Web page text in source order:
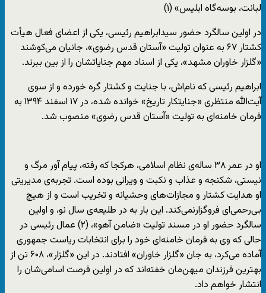
لبانت، بوسه‌گاه ابلیس» (۱)
در اولین سالگرد حضور سیدابراهیم رئیسی، یکی از اعضای فعال هیأت
کشتار ۶۷ به عنوان تولیت «آستان قدس رضوی»، جانیان می‌کوشند
«گلزار خاوران مشهد»، یکی از اسناد مهم جنایاتشان را از بین ببرند.
ابراهیم رئیسی که نام‌اش‌، با جنایت و کشتار گره خورده و از سوی
آیت‌الله منتظری «جنایتکار تاریخ» خوانده شده، در ۱۷ اسفند ۱۳۹۴ به
فرمان خامنه‌ای به تولیت «آستان قدس رضوی» منصوب شد.
او در عمر ۳۸ ساله‌ی نظام اسلامی، هرکجا که رفته، پیام آور مرگ و
نیستی، شکنجه و عذاب و نکبت و ویرانی بوده است. تجربه‌ی مدیریتی
او هدایت کشتار و مجازات‌های وحشیانه و تخریب است و از هیچ
بی‌رحمی‌ای فروگزارنمی‌کند. این بار به در طلیعه‌ی سال نو، و اولین
سالگرد حضور او در مسند تولیت «ضامن آهو»، (۲) عمال رئیسی در
حالی که وی به فرمان خامنه‌ای خود را برای انتخابات ریاست جمهوری
آماده می‌کرد، به جان «گلزار خاوران» افتادند. در این‌ «گلزار»، ۶۰۸ تن از
بهترین فرزندان میهن‌مان خفته‌اند که در اولین فرصت اسامی‌شان را
انتشار خواهم داد.